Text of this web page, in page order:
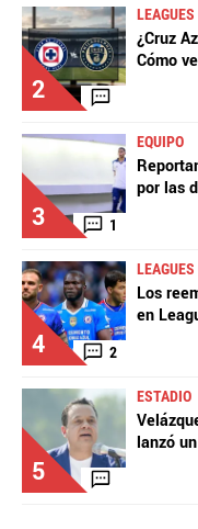
2
¿Cruz
Cómo
3 1
EQUIPO
por las
4 2
Los
en
5
ESTADIO
lanzó